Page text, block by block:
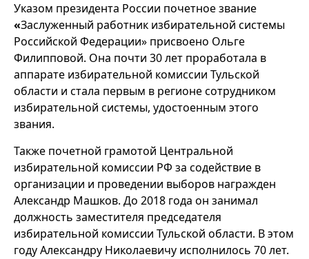
Указом президента России почетное звание
«Заслуженный работник избирательной системы
Российской Федерации» присвоено Ольге
Филипповой. Она почти 30 лет проработала в
аппарате избирательной комиссии Тульской
области и стала первым в регионе сотрудником
избирательной системы, удостоенным этого
звания.
Также почетной грамотой Центральной
избирательной комиссии РФ за содействие в
организации и проведении выборов награжден
Александр Машков. До 2018 года он занимал
должность заместителя председателя
избирательной комиссии Тульской области. В этом
году Александру Николаевичу исполнилось 70 лет.